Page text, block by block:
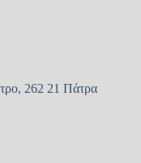
262 21 Πάτρα